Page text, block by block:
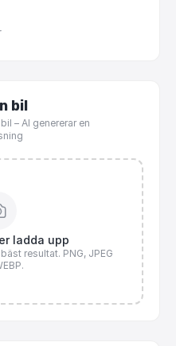
bil
– AI genererar en
ladda upp
resultat. PNG, JPEG